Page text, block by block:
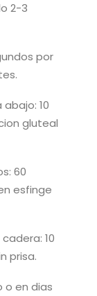
2-3
por
10
gluteal
60
esfinge
10
prisa.
o en dias